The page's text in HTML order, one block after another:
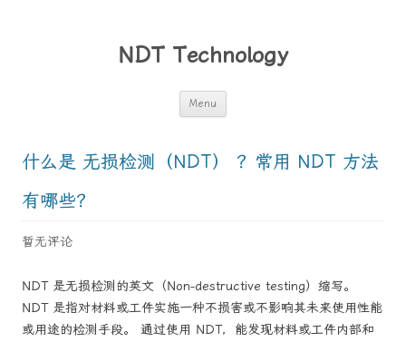
NDT Technology
Menu
什么是 无损检测（NDT） ？常用 NDT 方法
有哪些？
暂无评论
NDT 是无损检测的英文（Non-destructive testing）缩写。
NDT 是指对材料或工件实施一种不损害或不影响其未来使用性能
或用途的检测手段。 通过使用 NDT，能发现材料或工件内部和